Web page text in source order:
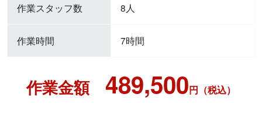
作業スタッフ数 8人
作業時間 7時間
作業金額 489,500円（税込）